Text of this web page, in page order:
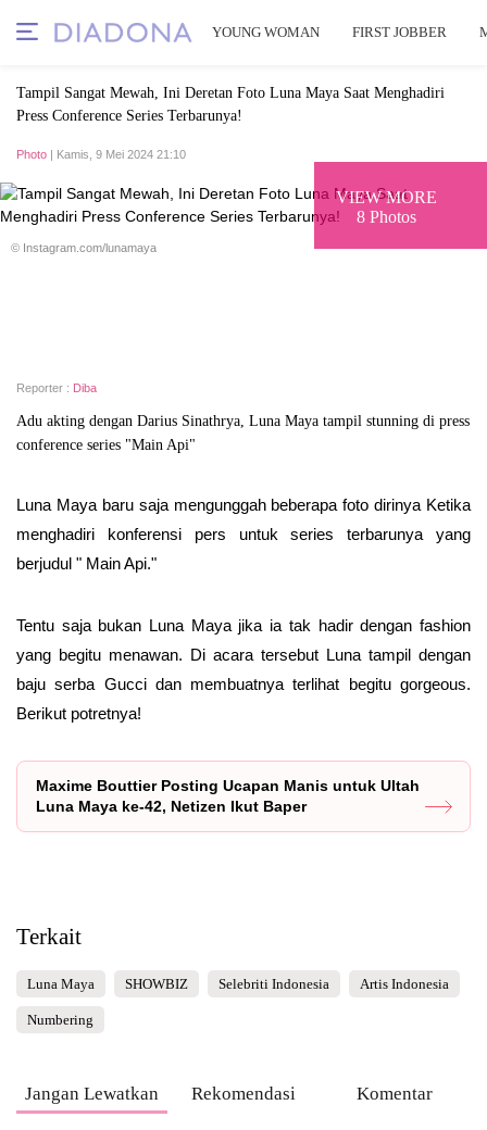
YOUNG WOMAN FIRST JOBBER
Tampil Sangat Mewah, Ini Deretan Foto Luna Maya Saat Menghadiri
Press Conference Series Terbarunya!
Photo | Kamis, 9 Mei 2024 21:10
VIEW MORE
8 Photos
© Instagram.com/lunamaya
Reporter : Diba
Adu akting dengan Darius Sinathrya, Luna Maya tampil stunning di press
conference series "Main Api"
Luna Maya baru saja mengunggah beberapa foto dirinya Ketika
menghadiri konferensi pers untuk series terbarunya yang
berjudul " Main Api."
Tentu saja bukan Luna Maya jika ia tak hadir dengan fashion
yang begitu menawan. Di acara tersebut Luna tampil dengan
baju serba Gucci dan membuatnya terlihat begitu gorgeous.
Berikut potretnya!
Maxime Bouttier Posting Ucapan Manis untuk Ultah
Luna Maya ke-42, Netizen Ikut Baper
Terkait
Luna Maya SHOWBIZ Selebriti Indonesia Artis Indonesia
Numbering
Jangan Lewatkan Rekomendasi Komentar